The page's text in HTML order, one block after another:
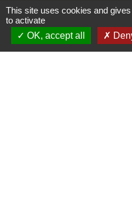
Les labels
This site uses cookies and
to activate
OK, accept all